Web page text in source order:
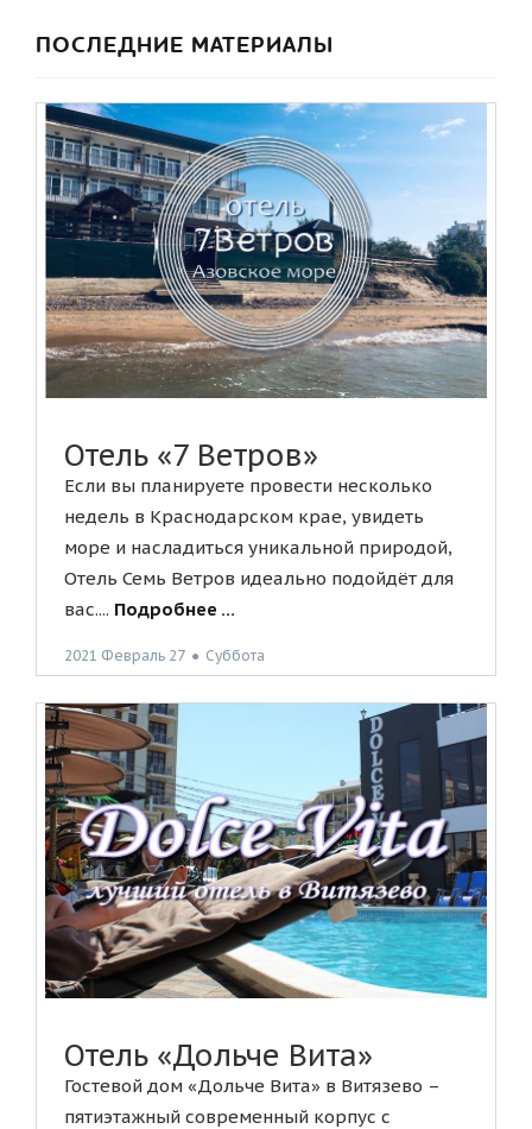
ПОСЛЕДНИЕ МАТЕРИАЛЫ
Отель «7 Ветров»
Если вы планируете провести несколько
недель в Краснодарском крае, увидеть
море и насладиться уникальной природой,
Отель Семь Ветров идеально подойдёт для
вас.... Подробнее ...
2021 Февраль 27 ● Суббота
Отель «Дольче Вита»
Гостевой дом «Дольче Вита» в Витязево –
пятиэтажный современный корпус с